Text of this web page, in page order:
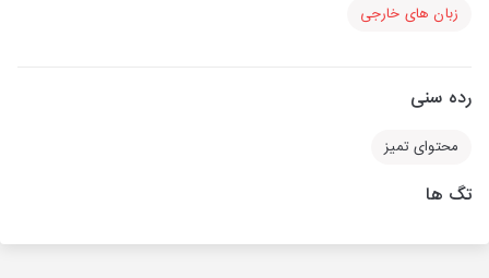
زبان های خارجی
رده سنی
محتوای تمیز
تگ ها